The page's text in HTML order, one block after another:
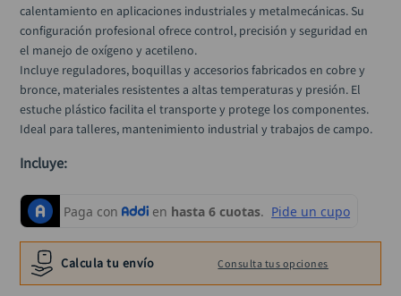
calentamiento en aplicaciones industriales y metalmecánicas. Su
configuración profesional ofrece control, precisión y seguridad en
el manejo de oxígeno y acetileno.
Incluye reguladores, boquillas y accesorios fabricados en cobre y
bronce, materiales resistentes a altas temperaturas y presión. El
estuche plástico facilita el transporte y protege los componentes.
Ideal para talleres, mantenimiento industrial y trabajos de campo.
Incluye:
Reguladores: 2 unidades
Mezclador: 1 unidad
Mangueras: 2 unidades
Calcula tu envío Consulta tus opciones